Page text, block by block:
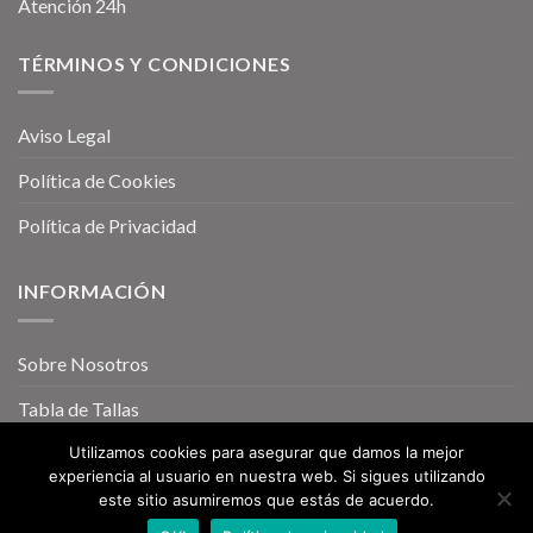
Atención 24h
TÉRMINOS Y CONDICIONES
Aviso Legal
Política de Cookies
Política de Privacidad
INFORMACIÓN
Sobre Nosotros
Tabla de Tallas
Utilizamos cookies para asegurar que damos la mejor
experiencia al usuario en nuestra web. Si sigues utilizando
este sitio asumiremos que estás de acuerdo.